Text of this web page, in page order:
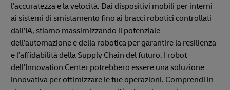
l’accuratezza e la velocità. Dai dispositivi mobili per interni
ai sistemi di smistamento fino ai bracci robotici controllati
dall’IA, stiamo massimizzando il potenziale
dell’automazione e della robotica per garantire la resilienza
e l’affidabilità della Supply Chain del futuro. I robot
dell’Innovation Center potrebbero essere una soluzione
innovativa per ottimizzare le tue operazioni. Comprendi in